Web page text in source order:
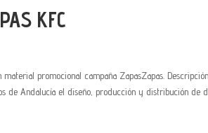
KFC
promocional campaña ZapasZapas.
de Andalucía el diseño, producción y distribución de